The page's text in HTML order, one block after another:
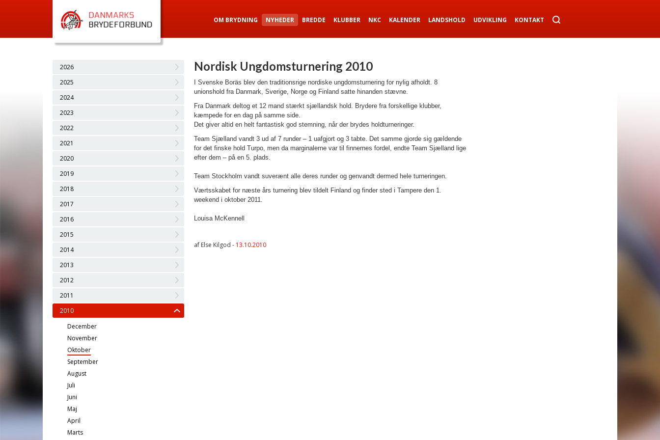
OM BRYDNING NYHEDER BREDDE KLUBBER NKC KALENDER LANDSHOLD UDVIKLING KONTAKT
2026
2025
2024
2023
2022
2021
2020
2019
2018
2017
2016
2015
2014
2013
2012
2011
2010
December
November
Oktober
September
August
Juli
Juni
Maj
April
Marts
Nordisk Ungdomsturnering 2010
I Svenske Boräs blev den traditionsrige nordiske ungdomsturnering for nylig afholdt. 8
unionshold fra Danmark, Sverige, Norge og Finland satte hinanden stævne.
Fra Danmark deltog et 12 mand stærkt sjællandsk hold. Brydere fra forskellige klubber,
kæmpede for en dag på samme side.
Det giver altid en helt fantastisk god stemning, når der brydes holdturneringer.
Team Sjælland vandt 3 ud af 7 runder – 1 uafgjort og 3 tabte. Det samme gjorde sig gældende
for det finske hold Turpo, men da marginalerne var til finnernes fordel, endte Team Sjælland lige
efter dem – på en 5. plads.
Team Stockholm vandt suverænt alle deres runder og genvandt dermed hele turneringen.
Værtsskabet for næste års turnering blev tildelt Finland og finder sted i Tampere den 1.
weekend i oktober 2011.
Louisa McKennell
af Else Kilgod - 13.10.2010